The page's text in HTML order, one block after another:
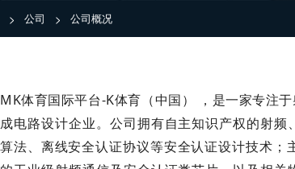
> 公司 > 公司概况
MK体育国际平台-K体育（中国） ，是一家专注
成电路设计企业。公司拥有自主知识产权的射
算法、离线安全认证协议等安全认证设计技术；